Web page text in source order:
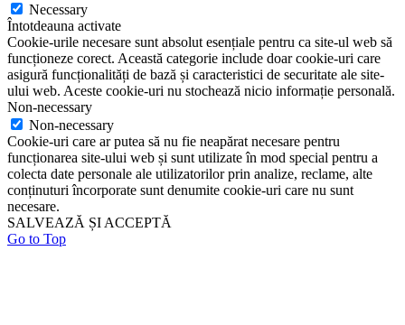
Necessary
Întotdeauna activate
Cookie-urile necesare sunt absolut esențiale pentru ca site-ul web să
funcționeze corect. Această categorie include doar cookie-uri care
asigură funcționalități de bază și caracteristici de securitate ale site-
ului web. Aceste cookie-uri nu stochează nicio informație personală.
Non-necessary
Non-necessary
Cookie-uri care ar putea să nu fie neapărat necesare pentru
funcționarea site-ului web și sunt utilizate în mod special pentru a
colecta date personale ale utilizatorilor prin analize, reclame, alte
conținuturi încorporate sunt denumite cookie-uri care nu sunt
necesare.
SALVEAZĂ ȘI ACCEPTĂ
Go to Top